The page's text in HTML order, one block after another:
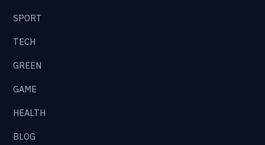
SPORT
TECH
GREEN
GAME
HEALTH
BLOG